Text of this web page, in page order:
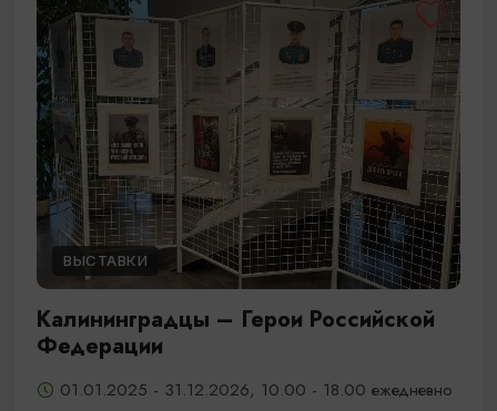
ВЫСТАВКИ
Калининградцы – Герои Российской
Федерации
01.01.2025 - 31.12.2026, 10.00 - 18.00 ежедневно